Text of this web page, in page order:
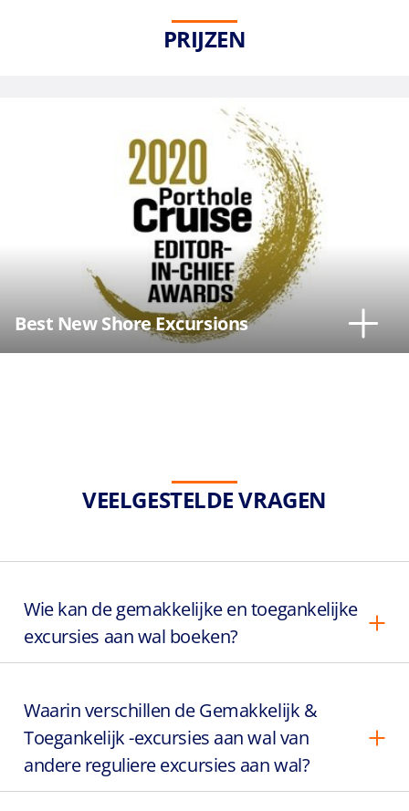
PRIJZEN
Best New Shore Excursions
VEELGESTELDE VRAGEN
Wie kan de gemakkelijke en toegankelijke
excursies aan wal boeken?
Waarin verschillen de Gemakkelijk &
Toegankelijk -excursies aan wal van
andere reguliere excursies aan wal?